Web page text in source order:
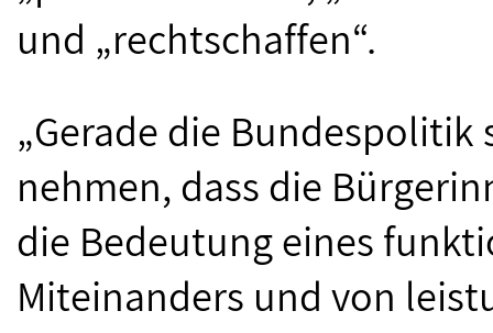
und „rechtschaffen“.
„Gerade die
nehmen, dass die
die Bedeutung eines
Miteinanders und von